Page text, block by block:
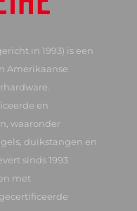
in 1993) is een
Amerikaanse
en
waaronder
duikstangen en
sinds 1993
met